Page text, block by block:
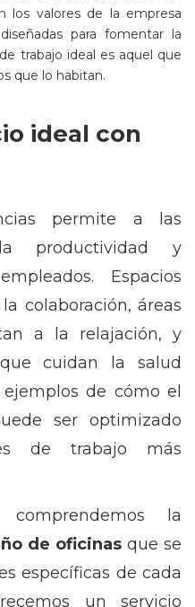
los valores de la empresa
para fomentar la
trabajo ideal es aquel que
que lo habitan.
ideal con
permite a las
productividad y
Espacios
colaboración, áreas
a la relajación, y
cuidan la salud
de cómo el
ser optimizado
de trabajo más
comprendemos la
de oficinas que se
específicas de cada
un servicio